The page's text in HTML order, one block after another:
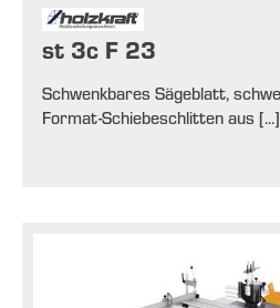
st 3c F 23
Schwenkbares Sägeblatt,
Format-Schiebeschlitten aus [...]